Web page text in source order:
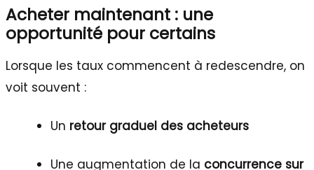
Acheter maintenant : une
opportunité pour certains
Lorsque les taux commencent à redescendre, on
voit souvent :
Un retour graduel des acheteurs
Une augmentation de la concurrence sur